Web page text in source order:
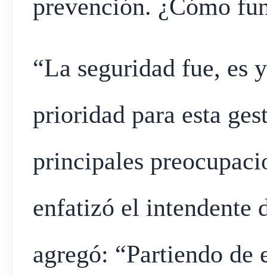
prevención. ¿Cómo
“La seguridad fue, es
prioridad para esta
principales
enfatizó el intendente
agregó: “Partiendo de